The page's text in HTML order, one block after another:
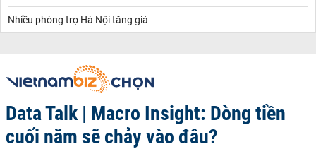
Nhiều phòng trọ Hà Nội tăng giá
Data Talk | Macro Insight: Dòng tiền
cuối năm sẽ chảy vào đâu?